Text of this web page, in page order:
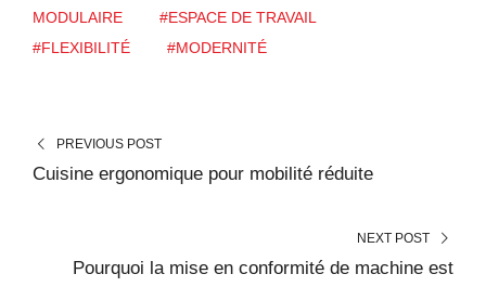
MODULAIRE
#ESPACE DE TRAVAIL
#FLEXIBILITÉ
#MODERNITÉ
PREVIOUS POST
Cuisine ergonomique pour mobilité réduite
NEXT POST
Pourquoi la mise en conformité de machine est